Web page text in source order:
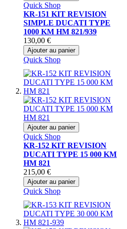
Quick Shop
KR-151 KIT REVISION
SIMPLE DUCATI TYPE
1000 KM HM 821/939
130,00 €
Ajouter au panier
Quick Shop
Ajouter au panier
Quick Shop
KR-152 KIT REVISION
DUCATI TYPE 15 000 KM
HM 821
215,00 €
Ajouter au panier
Quick Shop